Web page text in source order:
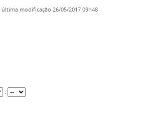
última modificação 26/05/2017 09h48
: